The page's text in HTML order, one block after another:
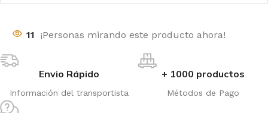
11 ¡Personas mirando este producto ahora!
Envio Rápido
Información del transportista
+ 1000 productos
Métodos de Pago